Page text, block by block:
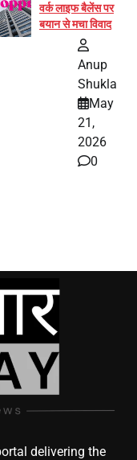
वर्क लाइफ बैलेंस पर
बयान से मचा विवाद
Anup
Shukla
May
21,
2026
0
delivering the